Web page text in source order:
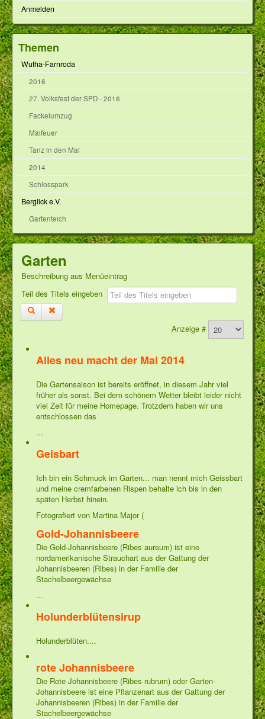
Anmelden
Themen
Wutha-Farnroda
2016
27. Volksfest der SPD - 2016
Fackelumzug
Maifeuer
Tanz in den Mai
2014
Schlosspark
Berglick e.V.
Gartenteich
Garten
Beschreibung aus Menüeintrag
Teil des Titels eingeben
Anzeige #
Alles neu macht der Mai 2014
Die Gartensaison ist bereits eröffnet, in diesem Jahr viel
früher als sonst. Bei dem schönem Wetter bleibt leider nicht
viel Zeit für meine Homepage. Trotzdem haben wir uns
entschlossen das
...
Geisbart
Ich bin ein Schmuck im Garten... man nennt mich Geissbart
und meine cremfarbenen Rispen behalte ich bis in den
späten Herbst hinein.
Fotografiert von Martina Major (
Gold-Johannisbeere
Die Gold-Johannisbeere (Ribes aureum) ist eine
nordamerikanische Strauchart aus der Gattung der
Johannisbeeren (Ribes) in der Familie der
Stachelbeergewächse
...
Holunderblütensirup
Holunderblüten....
rote Johannisbeere
Die Rote Johannisbeere (Ribes rubrum) oder Garten-
Johannisbeere ist eine Pflanzenart aus der Gattung der
Johannisbeeren (Ribes) in der Familie der
Stachelbeergewächse